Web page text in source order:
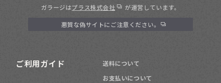
ガラージはプラス株式会社 が運営しています。
悪質な偽サイトにご注意ください。
ご利用ガイド
送料について
お支払いについて